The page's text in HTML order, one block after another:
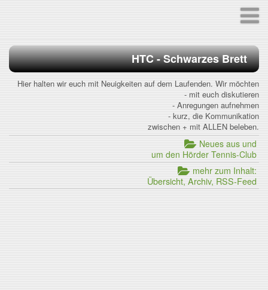
HTC - Schwarzes Brett
Hier halten wir euch mit Neuigkeiten auf dem Laufenden. Wir möchten
- mit euch diskutieren
- Anregungen aufnehmen
- kurz, die Kommunikation
zwischen + mit ALLEN beleben.
Neues aus und
um den Hörder Tennis-Club
mehr zum Inhalt:
Übersicht, Archiv, RSS-Feed